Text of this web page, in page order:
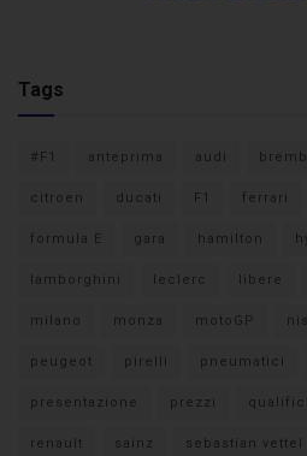
Tags
#F1 anteprima audi
citroen ducati F1 ferrari
formula E gara hamilton
lamborghini leclerc libere
milano monza motoGP
peugeot pirelli pneumatici
presentazione prezzi
renault sainz sebastian vettel